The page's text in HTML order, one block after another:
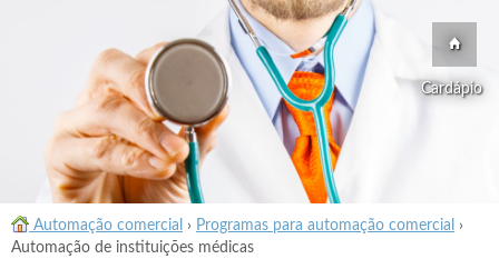
Cardápio
Automação comercial › Programas para automação comercial
›
Automação de instituições médicas